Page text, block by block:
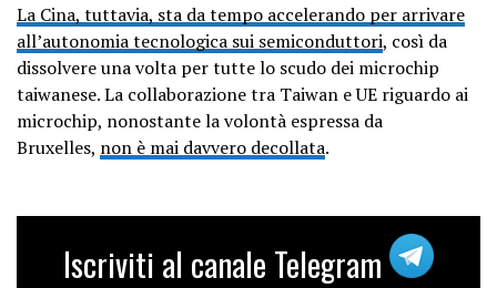
La Cina, tuttavia, sta da tempo accelerando per arrivare
all’autonomia tecnologica sui semiconduttori, così da
dissolvere una volta per tutte lo scudo dei microchip
taiwanese. La collaborazione tra Taiwan e UE riguardo ai
microchip, nonostante la volontà espressa da
Bruxelles, non è mai davvero decollata.
Iscriviti al canale Telegram